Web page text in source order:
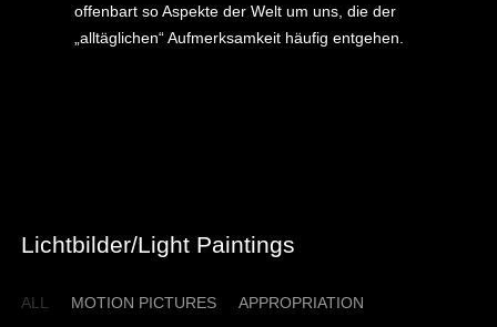
offenbart so Aspekte der Welt um uns, die der
„alltäglichen“ Aufmerksamkeit häufig entgehen.
Lichtbilder/Light Paintings
ALL MOTION PICTURES
APPROPRIATION